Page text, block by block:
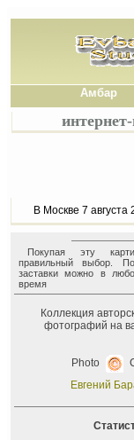
Амбар
В Москве 7 августа
Покупая эту
правильный выбор.
заставки можно в
время
Коллекция
фотографий на
Photo
Евгений